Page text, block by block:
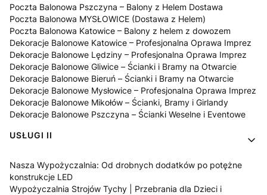
Poczta Balonowa Pszczyna – Balony z Helem Dostawa
Poczta Balonowa MYSŁOWICE (Dostawa z Helem)
Poczta Balonowa Katowice – Balony z helem z dowozem
Dekoracje Balonowe Katowice – Profesjonalna Oprawa Imprez
Dekoracje Balonowe Lędziny – Profesjonalna Oprawa Imprez
Dekoracje Balonowe Gliwice – Ścianki i Bramy na Otwarcie
Dekoracje Balonowe Bieruń – Ścianki i Bramy na Otwarcie
Dekoracje Balonowe Mysłowice – Profesjonalna Oprawa Imprez
Dekoracje Balonowe Mikołów – Ścianki, Bramy i Girlandy
Dekoracje Balonowe Pszczyna – Ścianki Weselne i Eventowe
USŁUGI II
Nasza Wypożyczalnia: Od drobnych dodatków po potężne
konstrukcje LED
Wypożyczalnia Strojów Tychy | Przebrania dla Dzieci i